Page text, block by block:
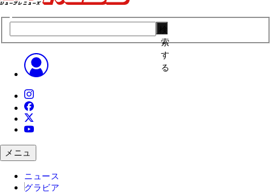
索
す
る
メニュ
ニュース
グラビア